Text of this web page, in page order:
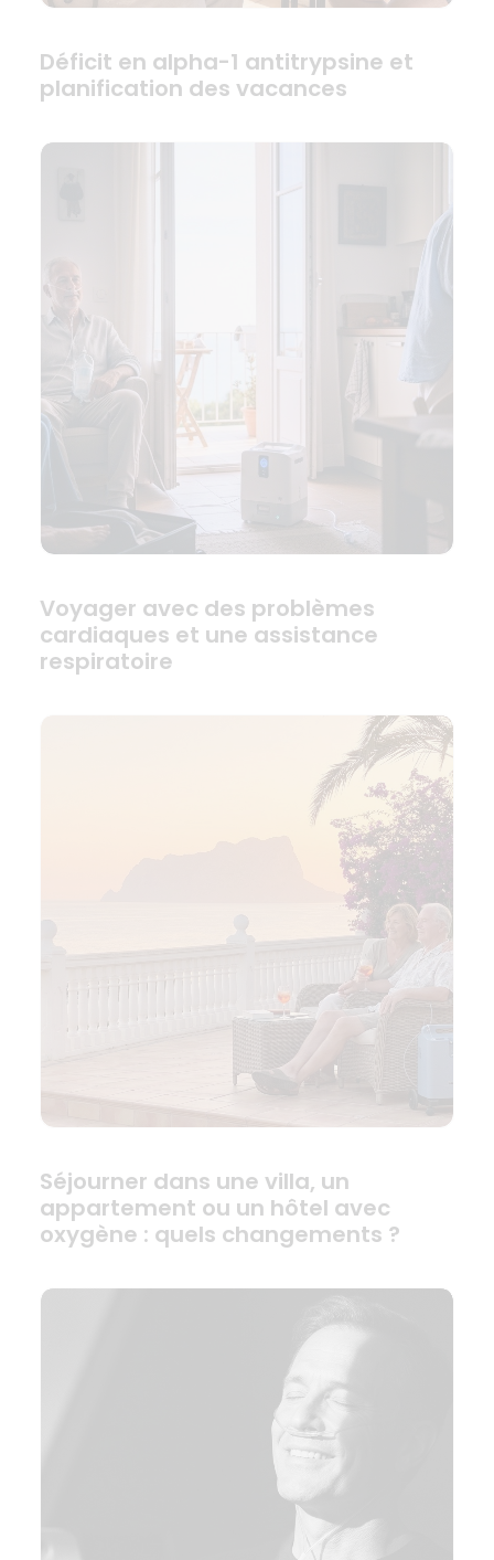
Déficit en alpha-1 antitrypsine et
planification des vacances
Voyager avec des problèmes
cardiaques et une assistance
respiratoire
Séjourner dans une villa, un
appartement ou un hôtel avec
oxygène : quels changements ?